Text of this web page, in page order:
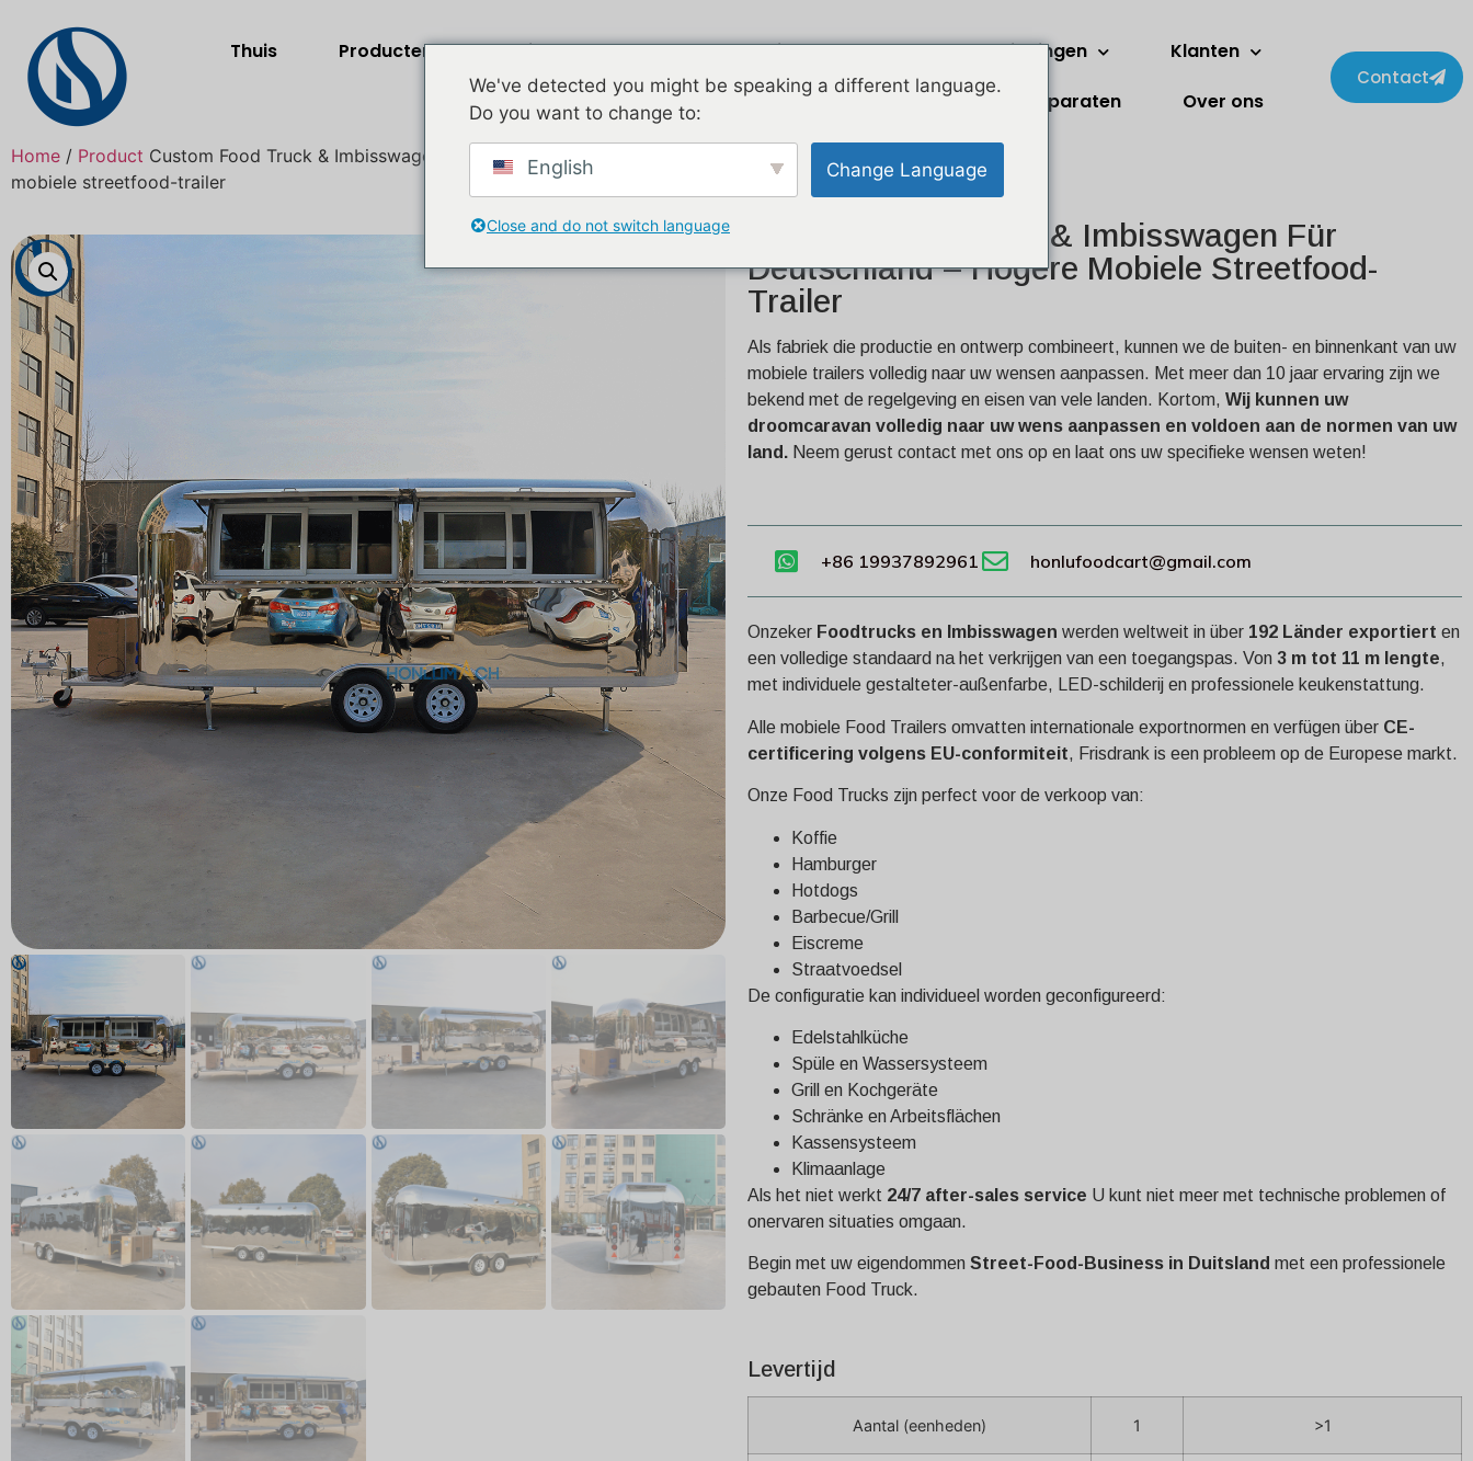
Thuis Producten Airstream Gegalvaniseerd Twee verdiepingen
Klanten
Apparaten
Over ons
Contact
Home / Product Custom Food Truck & Imbisswagen für Deutschland – Hogere
mobiele streetfood-trailer
Custom Food Truck & Imbisswagen Für
Deutschland – Hogere Mobiele Streetfood-
Trailer
Als fabriek die productie en ontwerp combineert, kunnen we de buiten- en binnenkant van uw
mobiele trailers volledig naar uw wensen aanpassen. Met meer dan 10 jaar ervaring zijn we
bekend met de regelgeving en eisen van vele landen. Kortom, Wij kunnen uw
droomcaravan volledig naar uw wens aanpassen en voldoen aan de normen van uw
land. Neem gerust contact met ons op en laat ons uw specifieke wensen weten!
+86 19937892961 honlufoodcart@gmail.com
Onzeker Foodtrucks en Imbisswagen werden weltweit in über 192 Länder exportiert en
een volledige standaard na het verkrijgen van een toegangspas. Von 3 m tot 11 m lengte,
met individuele gestalteter-außenfarbe, LED-schilderij en professionele keukenstattung.
Alle mobiele Food Trailers omvatten internationale exportnormen en verfügen über CE-
certificering volgens EU-conformiteit, Frisdrank is een probleem op de Europese markt.
Onze Food Trucks zijn perfect voor de verkoop van:
Koffie
Hamburger
Hotdogs
Barbecue/Grill
Eiscreme
Straatvoedsel
De configuratie kan individueel worden geconfigureerd:
Edelstahlküche
Spüle en Wassersysteem
Grill en Kochgeräte
Schränke en Arbeitsflächen
Kassensysteem
Klimaanlage
Als het niet werkt 24/7 after-sales service U kunt niet meer met technische problemen of
onervaren situaties omgaan.
Begin met uw eigendommen Street-Food-Business in Duitsland met een professionele
gebauten Food Truck.
Levertijd
Aantal (eenheden) 1 >1
We've detected you might be speaking a different language.
Do you want to change to:
English Change Language
Close and do not switch language